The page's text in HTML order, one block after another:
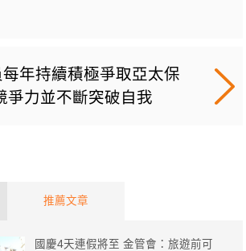
年持續積極爭取亞太保
爭力並不斷突破自我
推薦文章
國慶4天連假將至 金管會：旅遊前可